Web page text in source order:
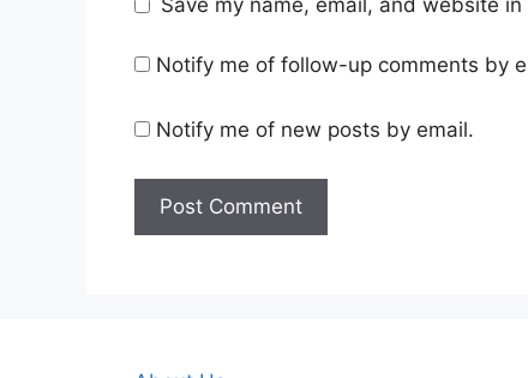
Notify me of follow-up comments by
Notify me of new posts by email.